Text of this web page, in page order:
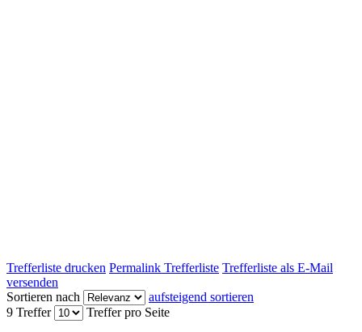
Trefferliste drucken Permalink Trefferliste Trefferliste als E-Mail
versenden
Sortieren nach
aufsteigend sortieren
9 Treffer
Treffer pro Seite